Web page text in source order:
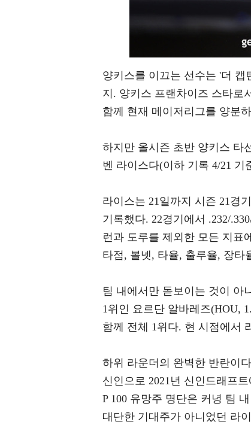
양키스를 이끄는 선수는 '더 캡
지. 양키스 프랜차이즈 스타로
함께 현재 메이저리그를 양분
하지만 올시즌 초반 양키스 타
벤 라이스다(이하 기록 4/21 기
라이스는 21일까지 시즌 21경
기록했다. 22경기에서 .232/
런과 도루를 제외한 모든 지표
타점, 볼넷, 타율, 출루율, 장타
팀 내에서만 돋보이는 것이 아
1위인 요르단 알바레즈(HOU,
함께 전체 1위다. 현 시점에서
하위 라운더의 완벽한 반란이
신인으로 2021년 신인드래프
P 100 유망주 명단은 커녕 팀
대단한 기대주가 아니었던 라